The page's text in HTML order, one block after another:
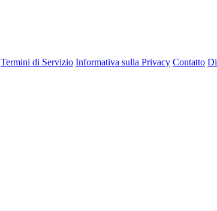
Termini di Servizio Informativa sulla Privacy Contatto